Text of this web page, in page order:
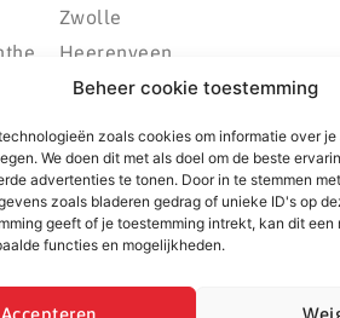
Beheer cookie toestemming
zoals cookies om informatie over
We doen dit met als doel om de beste
advertenties te tonen. Door in te stemmen
zoals bladeren gedrag of unieke ID's op
geeft of je toestemming intrekt, kan dit een
functies en mogelijkheden.
Accepteren
Zwolle
Heerenveen
Kampen
Wolvega